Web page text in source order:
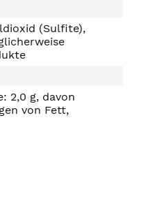
(Sulfite),
2,0 g, davon
von Fett,